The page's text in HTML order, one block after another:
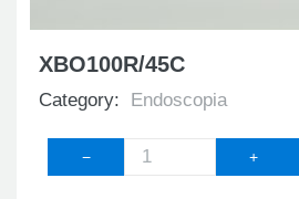
XBO100R/45C
Category: Endoscopia
− +